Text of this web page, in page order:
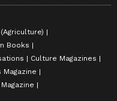
Books
Culture Magazines
Magazine